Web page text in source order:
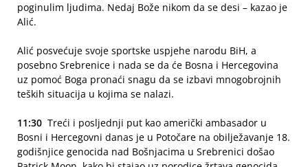
poginulim ljudima. Nedaj Bože nikom da se desi – kazao je
Alić.
Alić posvećuje svoje sportske uspjehe narodu BiH, a
posebno Srebrenice i nada se da će Bosna i Hercegovina
uz pomoć Boga pronaći snagu da se izbavi mnogobrojnih
teških situacija u kojima se nalazi.
11:30 Treći i posljednji put kao američki ambasador u
Bosni i Hercegovni danas je u Potočare na obilježavanje 18.
godišnjice genocida nad Bošnjacima u Srebrenici došao